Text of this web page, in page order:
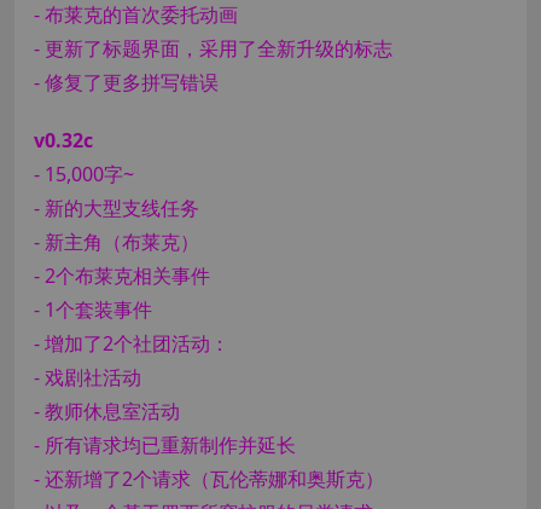
- 布莱克的首次委托动画
- 更新了标题界面，采用了全新升级的标志
- 修复了更多拼写错误
v0.32c
- 15,000字~
- 新的大型支线任务
- 新主角（布莱克）
- 2个布莱克相关事件
- 1个套装事件
- 增加了2个社团活动：
- 戏剧社活动
- 教师休息室活动
- 所有请求均已重新制作并延长
- 还新增了2个请求（瓦伦蒂娜和奥斯克）